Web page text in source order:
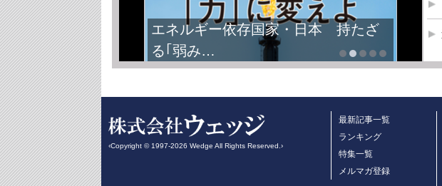
エネルギー依存国家・日本 持たざ
る｢弱み…
‹Copyright © 1997-2026 Wedge All Rights Reserved.›
最新記事一覧
ランキング
特集一覧
メルマガ登録